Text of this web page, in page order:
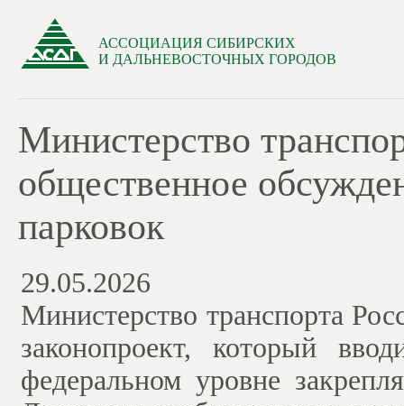
АССОЦИАЦИЯ СИБИРСКИХ
И ДАЛЬНЕВОСТОЧНЫХ ГОРОДОВ
Министерство
общественное
парковок
29.05.2026
Министерство транспорта
законопроект, который
федеральном уровне